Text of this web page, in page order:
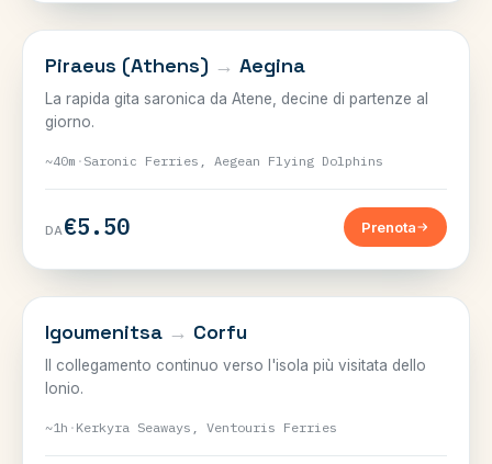
SARONICO
Piraeus (Athens) → Aegina
La rapida gita saronica da Atene, decine di partenze al
giorno.
~40m · Saronic Ferries, Aegean Flying Dolphins
DA€5.50 Prenota
IONIE
Igoumenitsa → Corfu
Il collegamento continuo verso l'isola più visitata dello
Ionio.
~1h · Kerkyra Seaways, Ventouris Ferries